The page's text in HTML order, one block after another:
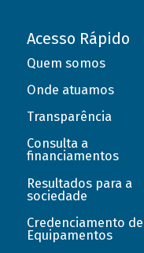
Acesso Rápido
Quem somos
Onde atuamos
Transparência
Consulta a
financiamentos
Resultados para a
sociedade
Credenciamento de
Equipamentos